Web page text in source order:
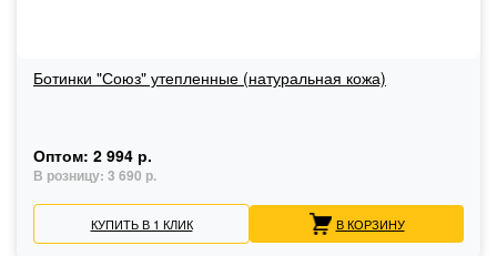
Ботинки "Союз" утепленные (натуральная кожа)
Оптом: 2 994 р.
В розницу: 3 690 р.
КУПИТЬ В 1 КЛИК В КОРЗИНУ